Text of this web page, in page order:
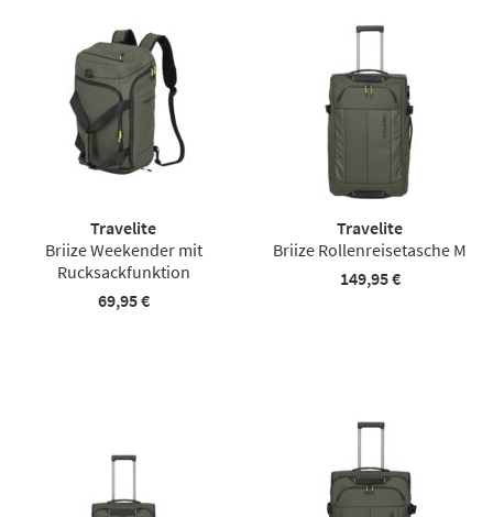
Travelite
Briize Weekender mit
Rucksackfunktion
69,95 €
Travelite
Briize Rollenreisetasche M
149,95 €